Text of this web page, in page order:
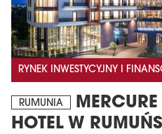
RYNEK INWESTYCYJNY I
RUMUNIA
HOTEL W